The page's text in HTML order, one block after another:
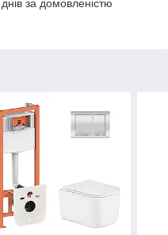
за домовленістю